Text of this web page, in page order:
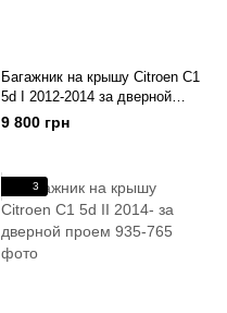
Багажник на крышу Citroen C1
5d I 2012-2014 за дверной
проем
9 800 грн
3